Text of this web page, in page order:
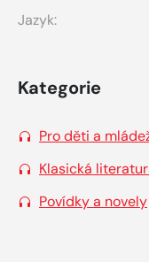
Jazyk:
Kategorie
Pro děti a
Klasická
Povídky a novely